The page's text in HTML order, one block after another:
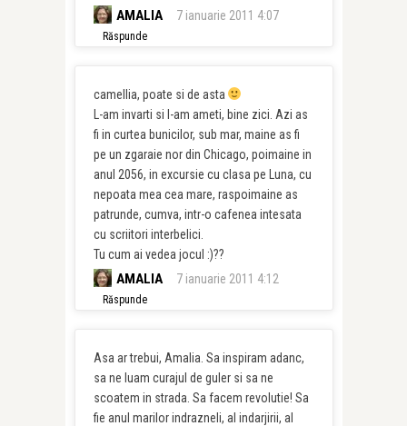
AMALIA 7 ianuarie 2011 4:07
Răspunde
camellia, poate si de asta
L-am invarti si l-am ameti, bine zici. Azi as
fi in curtea bunicilor, sub mar, maine as fi
pe un zgaraie nor din Chicago, poimaine in
anul 2056, in excursie cu clasa pe Luna, cu
nepoata mea cea mare, raspoimaine as
patrunde, cumva, intr-o cafenea intesata
cu scriitori interbelici.
Tu cum ai vedea jocul :)??
AMALIA 7 ianuarie 2011 4:12
Răspunde
Asa ar trebui, Amalia. Sa inspiram adanc,
sa ne luam curajul de guler si sa ne
scoatem in strada. Sa facem revolutie! Sa
fie anul marilor indrazneli, al indarjirii, al